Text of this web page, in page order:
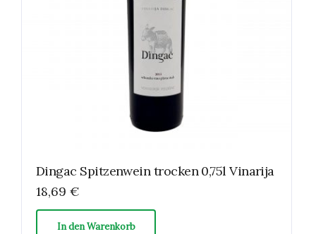
Dingac Spitzenwein trocken 0,75l Vinarija
18,69 €
In den Warenkorb